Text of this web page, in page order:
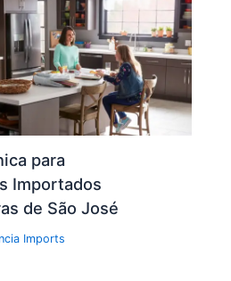
para
Importados
de São José
Imports